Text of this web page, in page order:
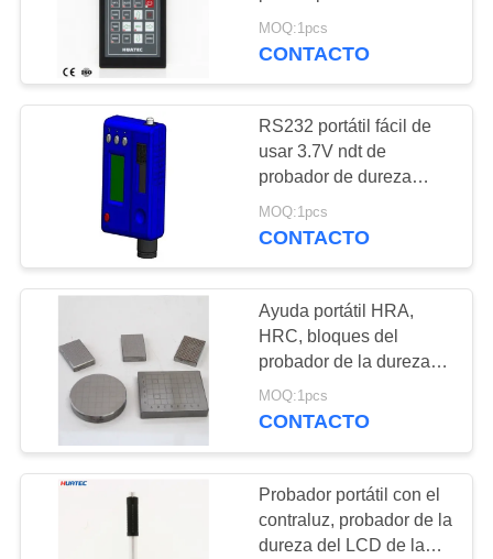
UNA
CITA
POLICY
dureza RHL30
MOQ:1pcs
CONTACTO
RS232 portátil fácil de
usar 3.7V ndt de
probador de dureza
pruebas RHL80
MOQ:1pcs
CONTACTO
Ayuda portátil HRA,
HRC, bloques del
probador de la dureza
del bloque de
Rockwell/del bloque
MOQ:1pcs
CONTACTO
Probador portátil con el
contraluz, probador de la
dureza del LCD de la